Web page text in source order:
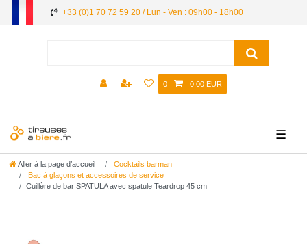
+33 (0)1 70 72 59 20 / Lun - Ven : 09h00 - 18h00
0 0,00 EUR
☰
Aller à la page d’accueil
Cocktails barman
Bac à glaçons et accessoires de service
Cuillère de bar SPATULA avec spatule Teardrop 45 cm